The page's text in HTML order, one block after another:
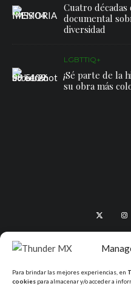
Para brindar las mejores experiencias, en
cookies para almacenar y/o acceder a
Cuatro
documental
diversidad
LGBTTIQ+
¡Sé parte de la
su obra más